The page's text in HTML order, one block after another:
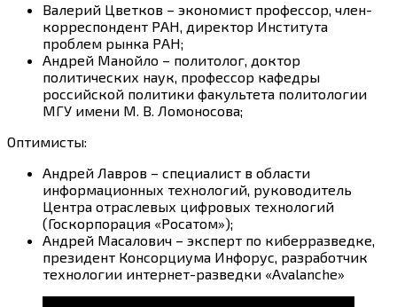
Валерий Цветков – экономист профессор, член-
корреспондент РАН, директор Института
проблем рынка РАН;
Андрей Манойло – политолог, доктор
политических наук, профессор кафедры
российской политики факультета политологии
МГУ имени М. В. Ломоносова;
Оптимисты:
Андрей Лавров – специалист в области
информационных технологий, руководитель
Центра отраслевых цифровых технологий
(Госкорпорация «Росатом»);
Андрей Масалович – эксперт по киберразведке,
президент Консорциума Инфорус, разработчик
технологии интернет-разведки «Avalanche»